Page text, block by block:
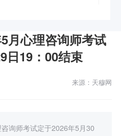
获取验证码
月心理咨询师考试
日19：00结束
来源：天穆网
询师考试定于2026年5月30